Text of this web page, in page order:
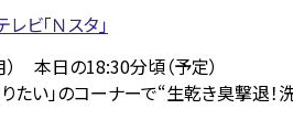
レビ「Ｎスタ」
） 本日の18:30分頃（予定）
りたい」のコーナーで“生乾き臭撃退